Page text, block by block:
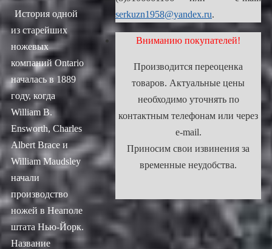
История одной
из старейших
ножевых
компаний Ontario
началась в 1889
году, когда
William B.
Ensworth, Charles
Albert Brace и
William Maudsley
начали
производство
ножей в Неаполе
штата Нью-Йорк.
Название
serkuzn1958@yandex.ru.
Вниманию покупателей!
Производится переоценка
товаров. Актуальные цены
необходимо уточнять по
контактным телефонам или через
e-mail.
Приносим свои извинения за
временные неудобства.